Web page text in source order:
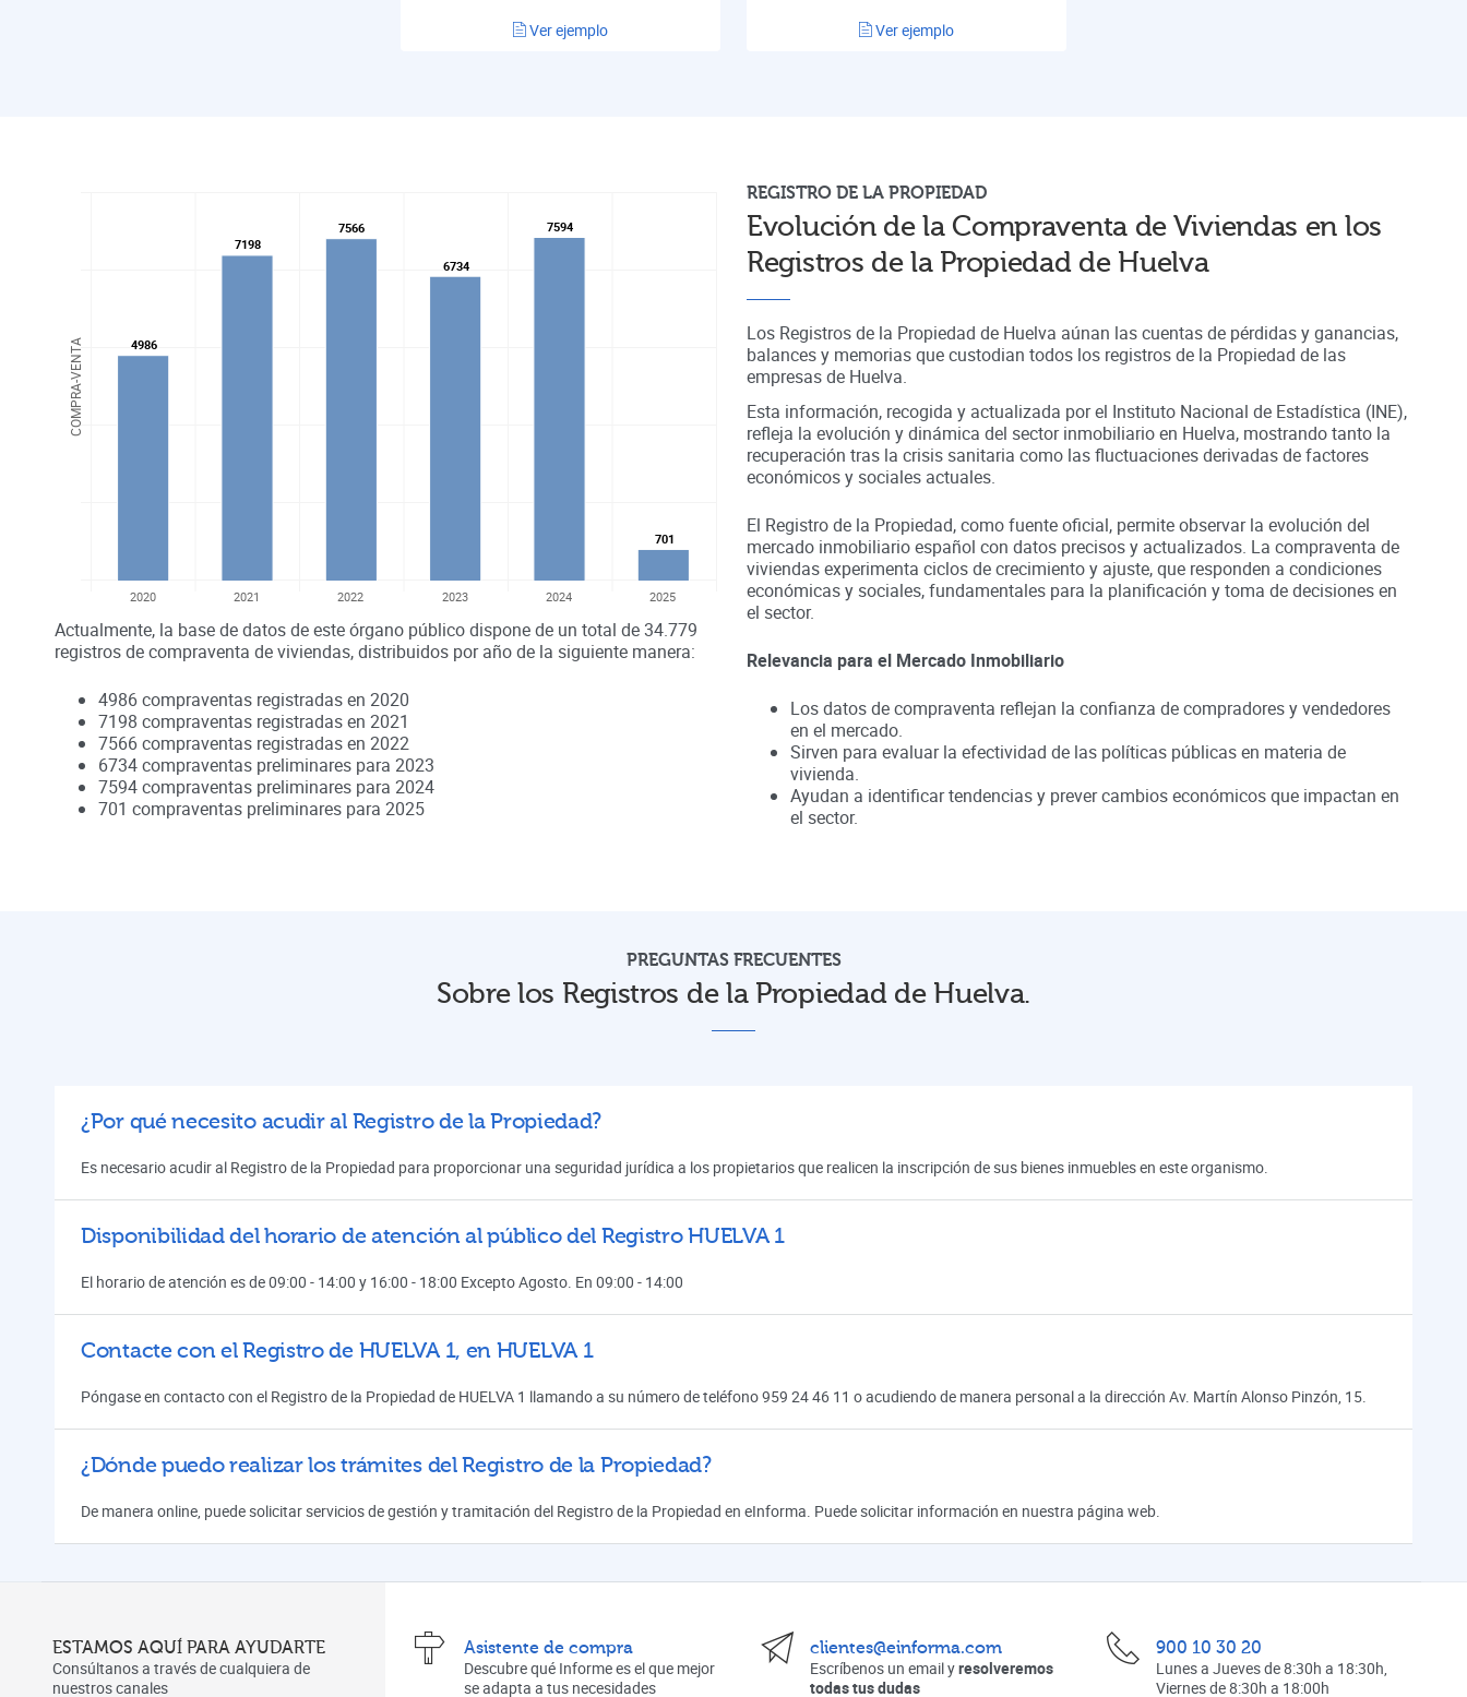
Ver ejemplo Ver ejemplo
REGISTRO DE LA PROPIEDAD
Evolución de la Compraventa de Viviendas en los
Registros de la Propiedad de Huelva
Los Registros de la Propiedad de Huelva aúnan las cuentas de pérdidas y ganancias,
balances y memorias que custodian todos los registrosde la Propiedad de las
empresas de Huelva.
Esta información, recogida y actualizada por el Instituto Nacional de Estadística (INE),
refleja la evolución y dinámica del sector inmobiliario en Huelva, mostrando tanto la
recuperación tras la crisis sanitaria como las fluctuaciones derivadas de factores
económicos y sociales actuales.
El Registro de la Propiedad, como fuente oficial, permite observar la evolución del
mercado inmobiliario español con datos precisos y actualizados. La compraventa de
viviendas experimenta ciclos de crecimiento y ajuste, que responden a condiciones
económicas y sociales, fundamentales para la planificación y toma de decisiones en
el sector.
Relevancia para el Mercado Inmobiliario
Los datos de compraventa reflejan la confianza de compradores y vendedores
en el mercado.
Sirven para evaluar la efectividad de las políticas públicas en materia de
vivienda.
Ayudan a identificar tendencias y prever cambios económicos que impactan en
el sector.
COMPRA-VENTA 4986
4986
7198
7198
7566
7566
6734
6734
7594
7594
701
701
2020 2021 2022 2023 2024 2025
Actualmente, la base de datos de este órgano público dispone de un total de34.779
registros de compraventa de viviendas, distribuidos por año de la siguiente manera:
4986compraventas registradas en 2020
7198 compraventas registradas en 2021
7566compraventas registradas en 2022
6734compraventas preliminares para 2023
7594compraventas preliminares para 2024
701 compraventas preliminares para 2025
PREGUNTAS FRECUENTES
Sobre los Registros de la Propiedad de Huelva.
¿Por qué necesito acudir al Registro de la Propiedad?
Es necesario acudir al Registro de la Propiedad para proporcionar una seguridad jurídica a los propietarios que realicen la inscripción de sus bienes inmuebles en este organismo.
Disponibilidad del horario de atención al público del Registro HUELVA 1
El horario de atención es de 09:00 - 14:00 y 16:00 - 18:00 Excepto Agosto. En 09:00 - 14:00
Contacte con el Registro de HUELVA 1, en HUELVA 1
Póngase en contacto con el Registro de la Propiedad de HUELVA 1 llamando a su número de teléfono 959 24 46 11 o acudiendo de manera personal a la dirección Av. Martín Alonso Pinzón, 15.
¿Dónde puedo realizar los trámites del Registro de la Propiedad?
De manera online, puede solicitar servicios de gestión y tramitación del Registro de la Propiedad en eInforma. Puede solicitar información en nuestra página web.
ESTAMOS AQUÍ PARA AYUDARTE
Consúltanos a través de cualquiera de
nuestros canales
Asistente de compra
Descubre qué Informe es el que mejor
seadapta a tus necesidades
clientes@einforma.com
Escríbenos un email yresolveremos
todas tus dudas
900 10 30 20
Lunes a Jueves de 8:30h a 18:30h,
Viernes de 8:30h a 18:00h